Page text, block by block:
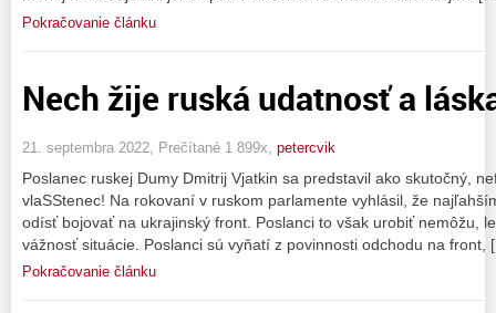
Pokračovanie článku
Nech žije ruská udatnosť a
21. septembra 2022, Prečítané 1 899x, petercvik
Poslanec ruskej Dumy Dmitrij Vjatkin sa predstavil ako skutočný,
vlaSStenec! Na rokovaní v ruskom parlamente vyhlásil, že
odísť bojovať na ukrajinský front. Poslanci to však urobiť nemôžu,
vážnosť situácie. Poslanci sú vyňatí z povinnosti odchodu na front,
Pokračovanie článku